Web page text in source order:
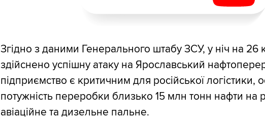
Згідно з даними Генерального штабу ЗСУ, у ніч на 26
здійснено успішну атаку на Ярославський
підприємство є критичним для російської логістики,
потужність переробки близько 15 млн тонн нафти на
авіаційне та дизельне пальне.